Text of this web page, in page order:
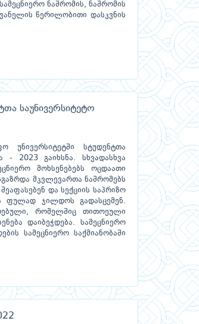
ნაშრომის, ნაშრომის
წერილობითი დასკვნის
საუნივერსიტეტო
უნივერსიტეტში სტუდენტთა
- 2023 გაიხსნა. სხვადასხვა
მოხსენებებს ოცდაათი
მკვლევართა ნაშრომებს
და სექციის საპრიზო
ფულად ჯილდოს გადასცემენ.
რომელშიც თითოეული
დაიბეჭდება. სამეცნიერო
სამეცნიერო საქმიანობაში